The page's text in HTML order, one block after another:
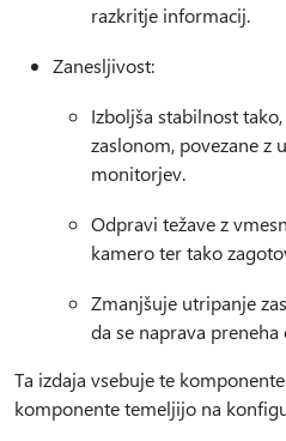
razkritje informacij.
Zanesljivost:
Izboljša stabilnost
zaslonom, povezane z
monitorjev.
Odpravi težave z
kamero ter tako
Zmanjšuje utripanje
da se naprava preneha
Ta izdaja vsebuje te
komponente temeljijo na